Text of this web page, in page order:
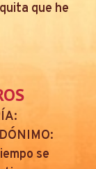
que he
se